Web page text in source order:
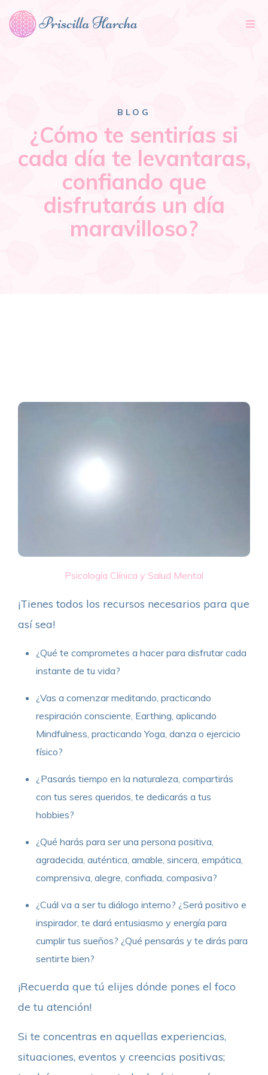
BLOG
¿Cómo te sentirías si
cada día te levantaras,
confiando que
disfrutarás un día
maravilloso?
Psicología Clínica y Salud Mental
¡Tienes todos los recursos necesarios para que
así sea!
¿Qué te comprometes a hacer para disfrutar cada
instante de tu vida?
¿Vas a comenzar meditando, practicando
respiración consciente, Earthing, aplicando
Mindfulness, practicando Yoga, danza o ejercicio
físico?
¿Pasarás tiempo en la naturaleza, compartirás
con tus seres queridos, te dedicarás a tus
hobbies?
¿Qué harás para ser una persona positiva,
agradecida, auténtica, amable, sincera, empática,
comprensiva, alegre, confiada, compasiva?
¿Cuál va a ser tu diálogo interno? ¿Será positivo e
inspirador, te dará entusiasmo y energía para
cumplir tus sueños? ¿Qué pensarás y te dirás para
sentirte bien?
¡Recuerda que tú elijes dónde pones el foco
de tu atención!
Si te concentras en aquellas experiencias,
situaciones, eventos y creencias positivas;